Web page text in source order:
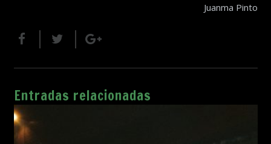
Juanma Pinto
Entradas relacionadas